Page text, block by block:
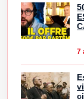
7